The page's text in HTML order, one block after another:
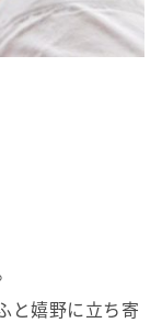
と嬉野に立ち寄